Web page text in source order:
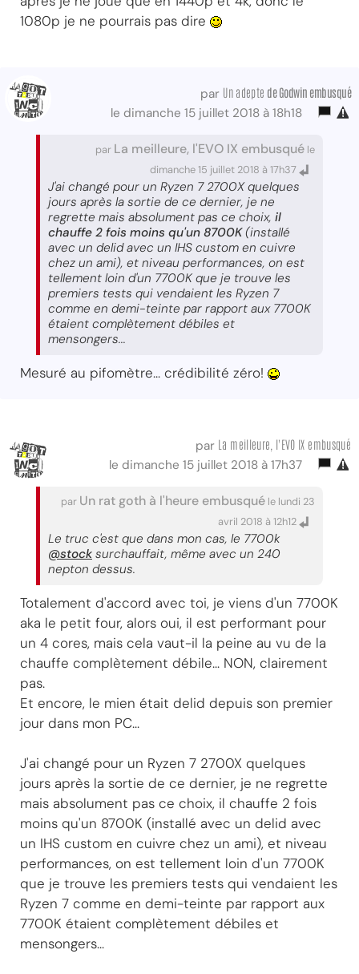
1080p je ne pourrais pas dire
par Un adepte de Godwin embusqué
le dimanche 15 juillet 2018 à 18h18
par La meilleure, l'EVO IX embusqué le
dimanche 15 juillet 2018 à 17h37
J'ai changé pour un Ryzen 7 2700X quelques
jours après la sortie de ce dernier, je ne
regrette mais absolument pas ce choix, il
chauffe 2 fois moins qu'un 8700K(installé
avec un delid avec un IHS custom en cuivre
chez un ami), et niveau performances, on est
tellement loin d'un 7700K que je trouve les
premiers tests qui vendaient les Ryzen 7
comme en demi-teinte par rapport aux 7700K
étaient complètement débiles et
mensongers...
Mesuré au pifomètre... crédibilité zéro!
par La meilleure, l'EVO IX embusqué
le dimanche 15 juillet 2018 à 17h37
par Un rat goth à l'heure embusqué le lundi 23
avril 2018 à 12h12
Le truc c'est que dans mon cas, le 7700k
@stock surchauffait, même avec un 240
nepton dessus.
Totalement d'accord avec toi, je viens d'un 7700K
aka le petit four, alors oui, il est performant pour
un 4 cores, mais cela vaut-il la peine au vu de la
chauffe complètement débile... NON, clairement
pas.
Et encore, le mien était delid depuis son premier
jour dans mon PC...
J'ai changé pour un Ryzen 7 2700X quelques
jours après la sortie de ce dernier, je ne regrette
mais absolument pas ce choix, il chauffe 2 fois
moins qu'un 8700K (installé avec un delid avec
un IHS custom en cuivre chez un ami), et niveau
performances, on est tellement loin d'un 7700K
que je trouve les premiers tests qui vendaient les
Ryzen 7 comme en demi-teinte par rapport aux
7700K étaient complètement débiles et
mensongers...